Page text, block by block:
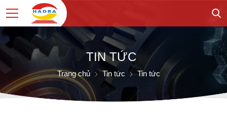
TIN TỨC
Trang chủ Tin tức Tin tức